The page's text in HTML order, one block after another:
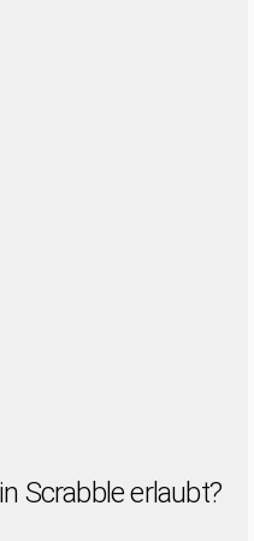
Scrabble erlaubt?